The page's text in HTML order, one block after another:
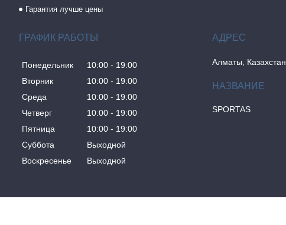
Гарантия лучше цены
ГРАФИК РАБОТЫ
Понедельник 10:00
19:00
Вторник
10:00
19:00
Среда
10:00
19:00
Четверг
10:00
19:00
Пятница
10:00
19:00
Суббота
Выходной
Воскресенье
Выходной
Алматы, Казахстан
SPORTAS